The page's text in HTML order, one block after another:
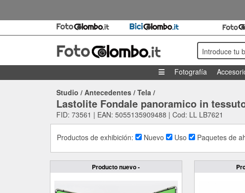
Introduce tu
Fotografía
Studio / Antecedentes / Tela /
Lastolite Fondale panoramico in
FID: 73561 | EAN: 5055135909488 | Cod: LL LB7621
Productos de exhibición: Nuevo Uso Paquetes de
Producto nuevo -